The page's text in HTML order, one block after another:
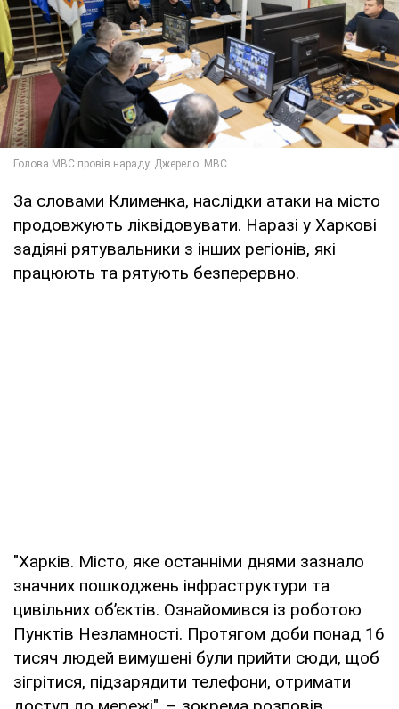
За словами Клименка, наслідки атаки на місто
продовжують ліквідовувати. Наразі у Харкові
задіяні рятувальники з інших регіонів, які
працюють та рятують безперервно.
"Харків. Місто, яке останніми днями зазнало
значних пошкоджень інфраструктури та
цивільних обʼєктів. Ознайомився із роботою
Пунктів Незламності. Протягом доби понад 16
тисяч людей вимушені були прийти сюди, щоб
зігрітися, підзарядити телефони, отримати